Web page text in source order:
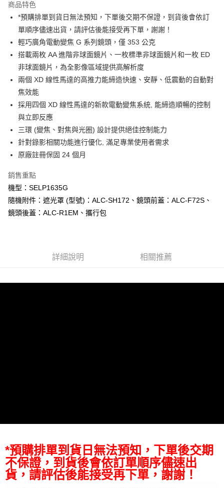
合作金庫商業銀行
華南商業銀行
彰化商業銀行
上海商業儲蓄銀行
台北富邦商業銀行
國泰世華商業銀行
兆豐國際商業銀行
臺灣中小企業銀行
台中商業銀行
匯豐（台灣）商業銀行
華泰商業銀行
聯邦商業銀行
遠東國際商業銀行
元大商業銀行
永豐商業銀行
玉山商業銀行
台新國際商業銀行
中國信託商業銀行
台灣樂天信用卡公司
6 期 0 利率 每期
華南商業銀行
彰化商業銀行
上海商業儲蓄銀行
台北富邦商業銀行
國泰世華商業銀行
兆豐國際商業銀行
臺灣中小企業銀行
台中商業銀行
匯豐（台灣）商業銀行
華泰商業銀行
聯邦商業銀行
元大商業銀行
玉山商業銀行
星展（台灣）商業銀行
台新國際商業銀行
台灣樂天信用卡公司
12 期 0 利率 每期 NT$2,831 21家銀行
合作金庫商業銀行
第一商業銀行
上海商業儲蓄銀行
台北富邦商業銀行
國泰世華商業銀行
兆豐國際商業銀行
臺灣中小企業銀行
台中商業銀行
匯豐（台灣）商業銀行
聯邦商業銀行
遠東國際商業銀行
元大商業銀行
玉山商業銀行
台新國際商業銀行
中國信託商業銀行
台灣樂天信用卡公司
LINE Pay
Apple Pay
街口支付
悠遊付
Google Pay
全支付
全盈+PAY
AFTEE先享後付
相關說明
AFTEE先享後付是「在收到商品之後才付款」的支付方式。 讓您購物簡單
便利好安心！
【「AFTEE先享後付」結帳流程】
２．訂單成立數日內，您將收到繳費通知簡訊。
任。
４．使用「AFTEE先享後付」時，將依據個別帳號之用戶狀況，依本公司即
時審查核予不同之上限額度；若仍有額度不足之情形，本公司將視審查結果
請求用戶進行身份認證。
ATM付款
每筆NT$75，滿NT$399(含以上)免運費
商品特色
*預購排單到貨日無法預知，下單後交期不保證，到貨後會依訂
單順序儘速出貨，請評估後能接受再下單，謝謝！
輕巧廣角電動變焦 G 系列鏡頭，僅 353 公克
搭載兩枚 AA 進階非球面鏡片、一枚標準非球面鏡片和一枚 ED
非球面鏡片，為全影像區域提供高解析度
兩個 XD 線性馬達的高推力能締造快速、安靜、低震動的自動對
焦效能
採用四個 XD 線性馬達的新款電動變焦系統, 能締造順暢的控制
與立即反應
三環 (變焦、對焦與光圈) 設計提供絕佳控制能力
針對錄影相關功能進行優化, 滿足專業使用者需求
原廠註冊保固 24 個月
銷售重點
機型：SELP1635G
隨機附件：遮光罩 (型號)：ALC-SH172、鏡頭前蓋：ALC-F72S、
鏡頭後蓋：ALC-R1EM、攜行包
詳細說明 相關推薦
*預購排單到貨日無法預知，下單後交期
不保證，到貨後會依訂單順序儘速出
貨，請評估後能接受再下單，謝謝！